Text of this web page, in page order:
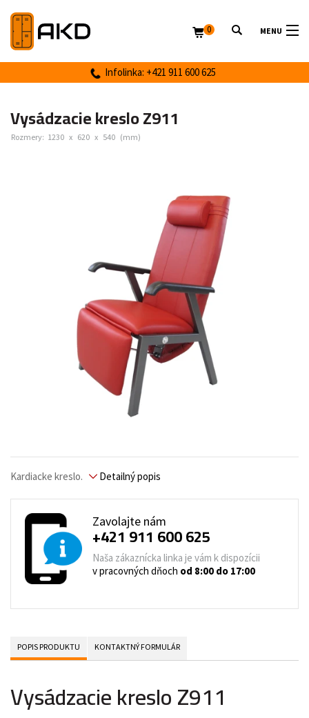
MENU
Infolinka: +421 911 600 625
0
Vysádzacie kreslo Z911
Rozmery: 1230 x 620 x 540 (mm)
Kardiacke kreslo. Detailný popis
Zavolajte nám
+421 911 600 625
Naša zákaznícka linka je vám k dispozícii
v pracovných dňoch od 8:00 do 17:00
POPIS PRODUKTU KONTAKTNÝ FORMULÁR
Vysádzacie kreslo Z911